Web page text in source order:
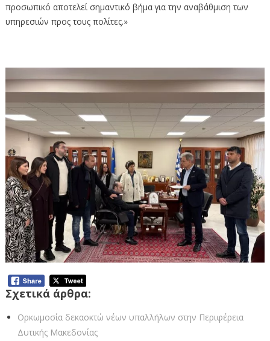
προσωπικό αποτελεί σημαντικό βήμα για την αναβάθμιση των
υπηρεσιών προς τους πολίτες.»
Σχετικά άρθρα:
Ορκωμοσία δεκαοκτώ νέων υπαλλήλων στην Περιφέρεια
Δυτικής Μακεδονίας